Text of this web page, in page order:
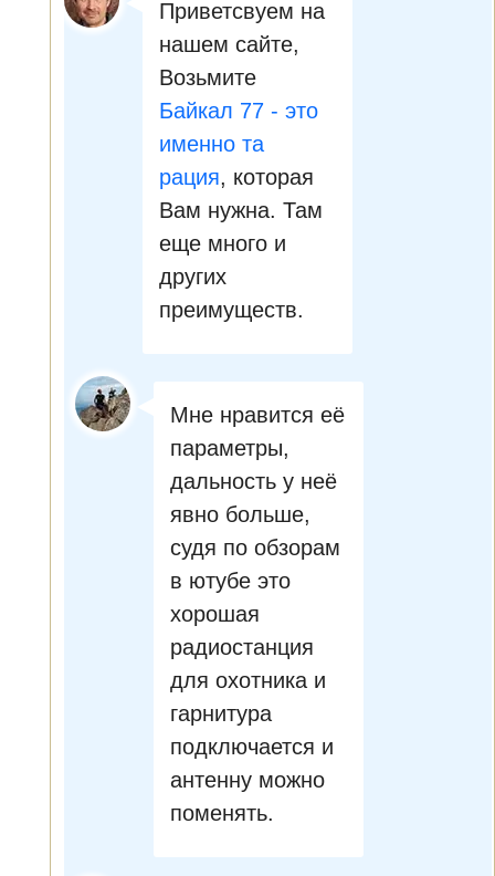
Приветсвуем на
нашем сайте,
Возьмите
Байкал 77 - это
именно та
рация, которая
Вам нужна. Там
еще много и
других
преимуществ.
Мне нравится её
параметры,
дальность у неё
явно больше,
судя по обзорам
в ютубе это
хорошая
радиостанция
для охотника и
гарнитура
подключается и
антенну можно
поменять.